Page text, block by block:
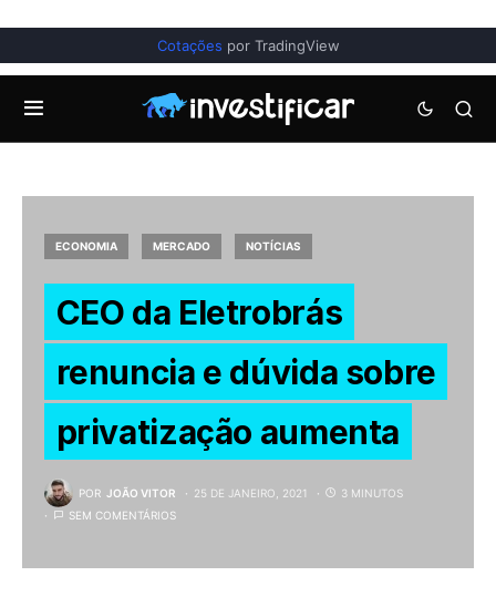
Cotações por TradingView
ECONOMIA MERCADO NOTÍCIAS
CEO da Eletrobrás
renuncia e dúvida sobre
privatização aumenta
POR JOÃO VITOR 25 DE JANEIRO, 2021
3 MINUTOS
SEM COMENTÁRIOS